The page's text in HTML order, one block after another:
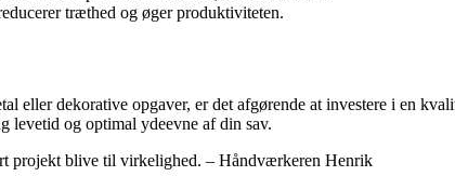
træthed og øger produktiviteten.
eller dekorative opgaver, er det afgørende at investere i en
levetid og optimal ydeevne af din sav.
projekt blive til virkelighed. – Håndværkeren Henrik